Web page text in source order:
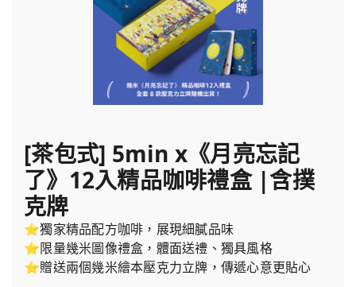
[茶包式] 5min x《月亮忘記
了》12入精品咖啡禮盒 |含撲
克牌
⭐獨家精品配方咖啡，展現細膩品味
⭐限量幾米圖像禮盒，體面送禮、獨具風格
⭐贈送兩個幾米繪本壓克力立牌，傳遞心意更貼心